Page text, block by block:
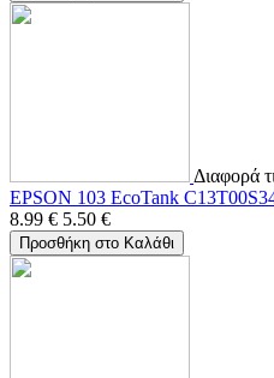
Διαφορά
EPSON 103 EcoTank
8.99 € 5.50 €
Προσθήκη στο Καλάθι